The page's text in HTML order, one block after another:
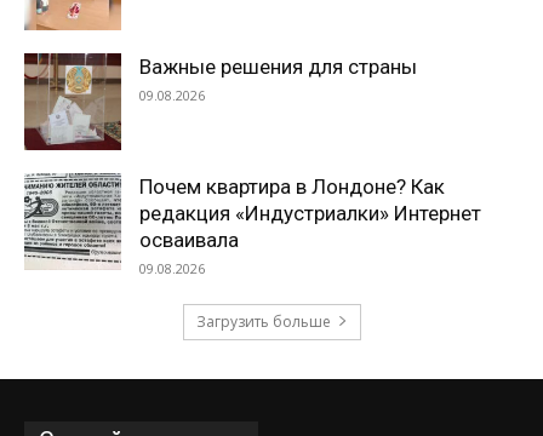
Важные решения для страны
09.08.2026
Почем квартира в Лондоне? Как
редакция «Индустриалки» Интернет
осваивала
09.08.2026
Загрузить больше